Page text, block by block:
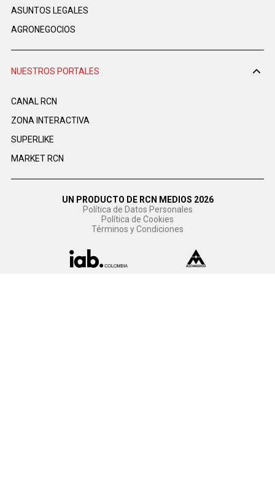
ASUNTOS LEGALES
AGRONEGOCIOS
NUESTROS PORTALES
CANAL RCN
ZONA INTERACTIVA
SUPERLIKE
MARKET RCN
UN PRODUCTO DE RCN MEDIOS 2026
Política de Datos Personales
Política de Cookies
Términos y Condiciones